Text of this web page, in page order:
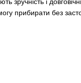
прибирати без